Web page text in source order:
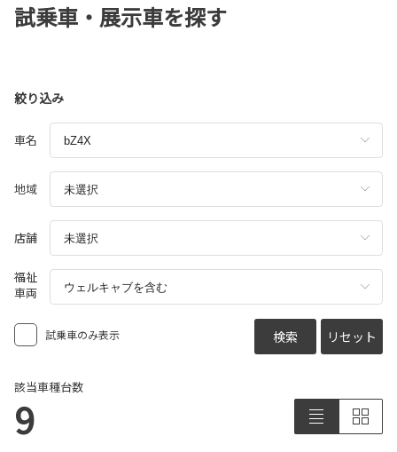
試乗車・展示車を探す
絞り込み
車名
地域
店舗
福祉
車両
試乗車のみ表示 検索 リセット
該当車種台数
9